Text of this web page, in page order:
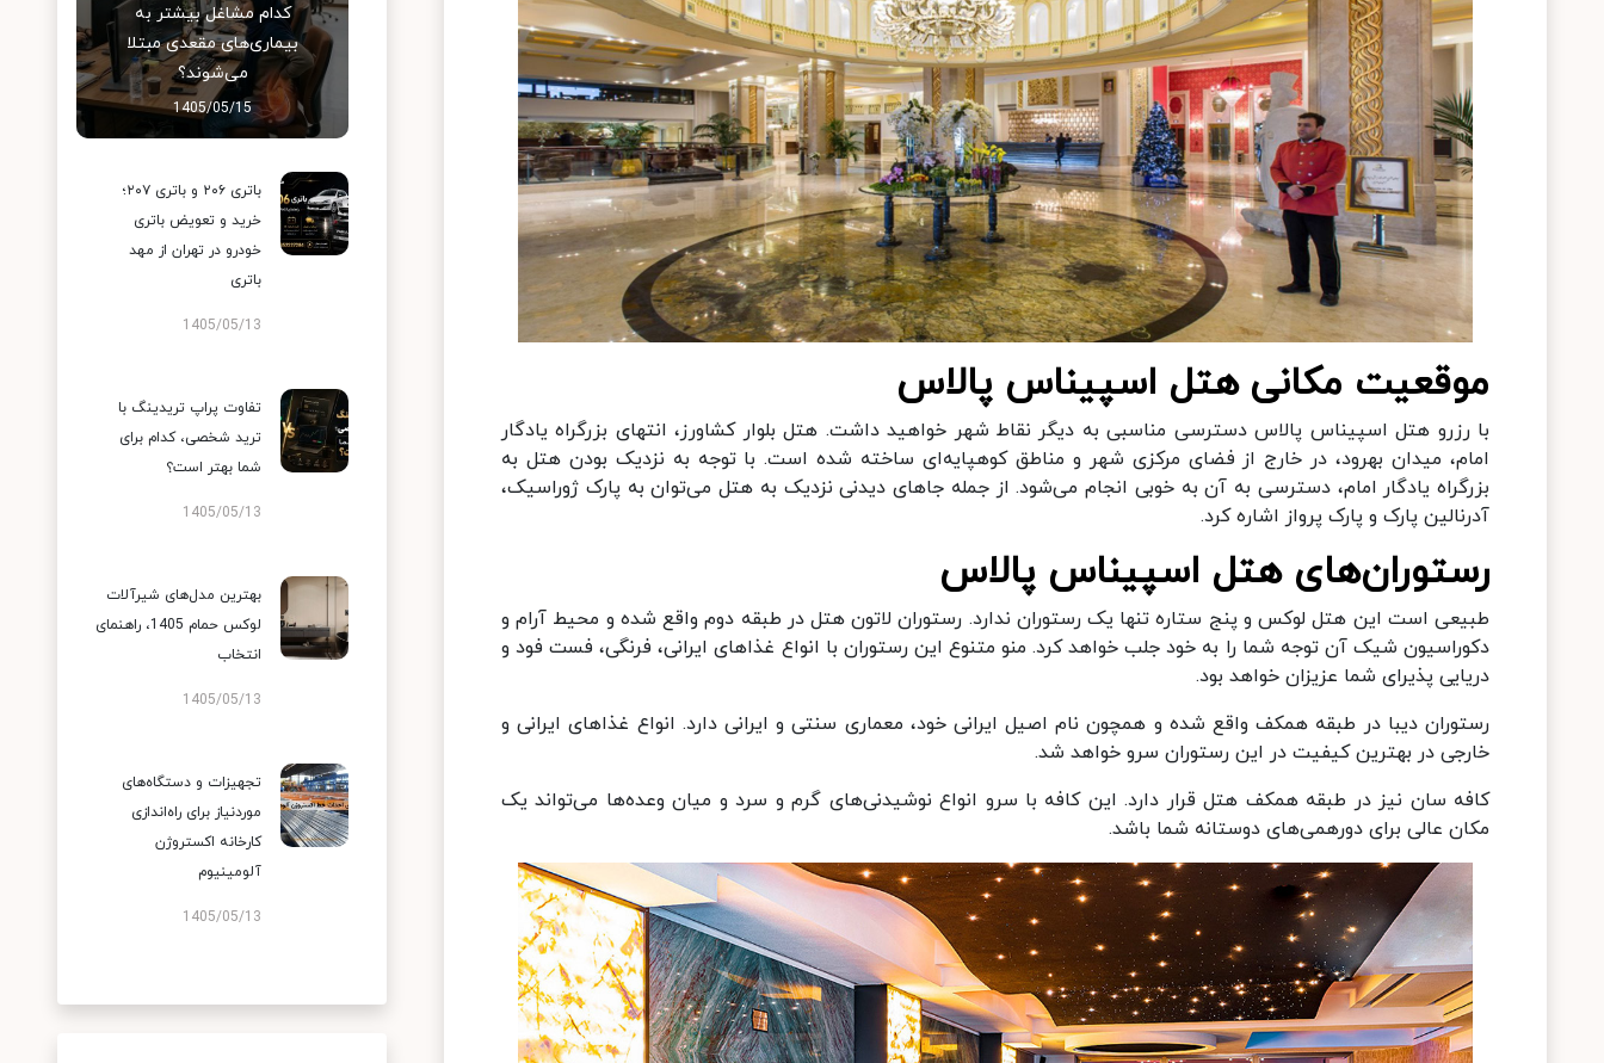
موقعیت مکانی هتل اسپیناس پالاس
با رزرو هتل اسپیناس پالاس دسترسی مناسبی به دیگر نقاط شهر خواهید داشت. هتل بلوار کشاورز، انتهای بزرگراه یادگار
امام، میدان بهرود، در خارج از فضای مرکزی شهر و مناطق کوهپایه‌ای ساخته شده است. با توجه به نزدیک بودن هتل به
بزرگراه یادگار امام، دسترسی به آن به خوبی انجام می‌شود. از جمله جاهای دیدنی نزدیک به هتل می‌توان به پارک ژوراسیک،
آدرنالین پارک و پارک پرواز اشاره کرد.
رستوران‌های هتل اسپیناس پالاس
طبیعی است این هتل لوکس و پنج ستاره تنها یک رستوران ندارد. رستوران لاتون هتل در طبقه دوم واقع شده و محیط آرام و
دکوراسیون شیک آن توجه شما را به خود جلب خواهد کرد. منو متنوع این رستوران با انواع غذاهای ایرانی، فرنگی، فست فود و
دریایی پذیرای شما عزیزان خواهد بود.
رستوران دیبا در طبقه همکف واقع شده و همچون نام اصیل ایرانی خود، معماری سنتی و ایرانی دارد. انواع غذاهای ایرانی و
خارجی در بهترین کیفیت در این رستوران سرو خواهد شد.
کافه سان نیز در طبقه همکف هتل قرار دارد. این کافه با سرو انواع نوشیدنی‌های گرم و سرد و میان وعده‌ها می‌تواند یک
مکان عالی برای دورهمی‌های دوستانه شما باشد.
کدام مشاغل بیشتر به
بیماری‌های مقعدی مبتلا
می‌شوند؟
1405/05/15
باتری ۲۰۶ و باتری ۲۰۷؛
خرید و تعویض باتری
خودرو در تهران از مهد
باتری
1405/05/13
تفاوت پراپ تریدینگ با
ترید شخصی، کدام برای
شما بهتر است؟
1405/05/13
بهترین مدل‌های شیرآلات
لوکس حمام 1405، راهنمای
انتخاب
1405/05/13
تجهیزات و دستگاه‌های
موردنیاز برای راه‌اندازی
کارخانه اکستروژن
آلومینیوم
1405/05/13